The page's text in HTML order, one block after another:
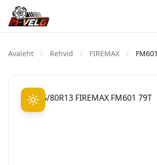
Avaleht Rehvid FIREMAX FM601